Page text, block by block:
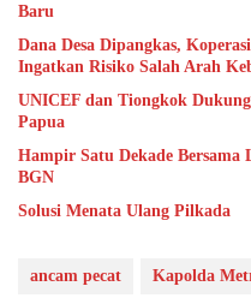
Baru
Dana Desa Dipangkas,
Ingatkan Risiko Salah Arah
UNICEF dan Tiongkok
Papua
Hampir Satu Dekade
BGN
Solusi Menata Ulang Pilkada
ancam pecat Kapolda